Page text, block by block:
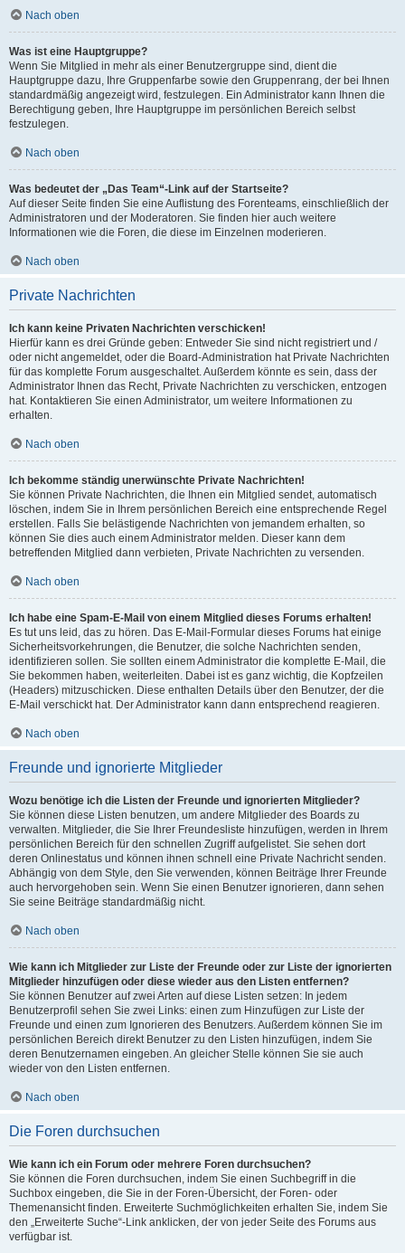
Nach oben
Was ist eine Hauptgruppe?
Wenn Sie Mitglied in mehr als einer Benutzergruppe sind, dient die
Hauptgruppe dazu, Ihre Gruppenfarbe sowie den Gruppenrang, der bei Ihnen
standardmäßig angezeigt wird, festzulegen. Ein Administrator kann Ihnen die
Berechtigung geben, Ihre Hauptgruppe im persönlichen Bereich selbst
festzulegen.
Nach oben
Was bedeutet der „Das Team“-Link auf der Startseite?
Auf dieser Seite finden Sie eine Auflistung des Forenteams, einschließlich der
Administratoren und der Moderatoren. Sie finden hier auch weitere
Informationen wie die Foren, die diese im Einzelnen moderieren.
Nach oben
Private Nachrichten
Ich kann keine Privaten Nachrichten verschicken!
Hierfür kann es drei Gründe geben: Entweder Sie sind nicht registriert und /
oder nicht angemeldet, oder die Board-Administration hat Private Nachrichten
für das komplette Forum ausgeschaltet. Außerdem könnte es sein, dass der
Administrator Ihnen das Recht, Private Nachrichten zu verschicken, entzogen
hat. Kontaktieren Sie einen Administrator, um weitere Informationen zu
erhalten.
Nach oben
Ich bekomme ständig unerwünschte Private Nachrichten!
Sie können Private Nachrichten, die Ihnen ein Mitglied sendet, automatisch
löschen, indem Sie in Ihrem persönlichen Bereich eine entsprechende Regel
erstellen. Falls Sie belästigende Nachrichten von jemandem erhalten, so
können Sie dies auch einem Administrator melden. Dieser kann dem
betreffenden Mitglied dann verbieten, Private Nachrichten zu versenden.
Nach oben
Ich habe eine Spam-E-Mail von einem Mitglied dieses Forums erhalten!
Es tut uns leid, das zu hören. Das E-Mail-Formular dieses Forums hat einige
Sicherheitsvorkehrungen, die Benutzer, die solche Nachrichten senden,
identifizieren sollen. Sie sollten einem Administrator die komplette E-Mail, die
Sie bekommen haben, weiterleiten. Dabei ist es ganz wichtig, die Kopfzeilen
(Headers) mitzuschicken. Diese enthalten Details über den Benutzer, der die
E-Mail verschickt hat. Der Administrator kann dann entsprechend reagieren.
Nach oben
Freunde und ignorierte Mitglieder
Wozu benötige ich die Listen der Freunde und ignorierten Mitglieder?
Sie können diese Listen benutzen, um andere Mitglieder des Boards zu
verwalten. Mitglieder, die Sie Ihrer Freundesliste hinzufügen, werden in Ihrem
persönlichen Bereich für den schnellen Zugriff aufgelistet. Sie sehen dort
deren Onlinestatus und können ihnen schnell eine Private Nachricht senden.
Abhängig von dem Style, den Sie verwenden, können Beiträge Ihrer Freunde
auch hervorgehoben sein. Wenn Sie einen Benutzer ignorieren, dann sehen
Sie seine Beiträge standardmäßig nicht.
Nach oben
Wie kann ich Mitglieder zur Liste der Freunde oder zur Liste der ignorierten
Mitglieder hinzufügen oder diese wieder aus den Listen entfernen?
Sie können Benutzer auf zwei Arten auf diese Listen setzen: In jedem
Benutzerprofil sehen Sie zwei Links: einen zum Hinzufügen zur Liste der
Freunde und einen zum Ignorieren des Benutzers. Außerdem können Sie im
persönlichen Bereich direkt Benutzer zu den Listen hinzufügen, indem Sie
deren Benutzernamen eingeben. An gleicher Stelle können Sie sie auch
wieder von den Listen entfernen.
Nach oben
Die Foren durchsuchen
Wie kann ich ein Forum oder mehrere Foren durchsuchen?
Sie können die Foren durchsuchen, indem Sie einen Suchbegriff in die
Suchbox eingeben, die Sie in der Foren-Übersicht, der Foren- oder
Themenansicht finden. Erweiterte Suchmöglichkeiten erhalten Sie, indem Sie
den „Erweiterte Suche“-Link anklicken, der von jeder Seite des Forums aus
verfügbar ist.